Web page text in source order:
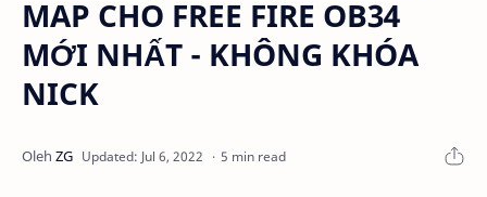
MAP CHO FREE FIRE OB34
MỚI NHẤT - KHÔNG KHÓA
NICK
5 min read